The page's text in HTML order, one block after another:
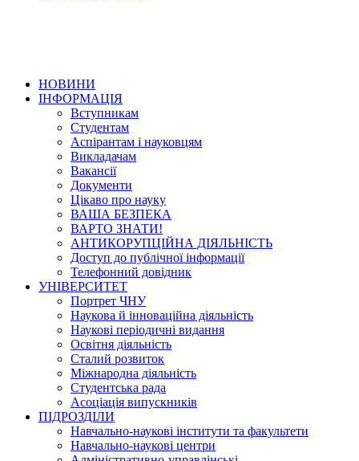
НОВИНИ
ІНФОРМАЦІЯ
Вступникам
Студентам
Аспірантам і науковцям
Викладачам
Вакансії
Документи
Цікаво про науку
ВАША БЕЗПЕКА
ВАРТО ЗНАТИ!
АНТИКОРУПЦІЙНА ДІЯЛЬНІСТЬ
Доступ до публічної інформації
Телефонний довідник
УНІВЕРСИТЕТ
Портрет ЧНУ
Наукова й інноваційна діяльність
Наукові періодичні видання
Освітня діяльність
Сталий розвиток
Міжнародна діяльність
Студентська рада
Асоціація випускників
ПІДРОЗДІЛИ
Навчально-наукові інститути та факультети
Навчально-наукові центри